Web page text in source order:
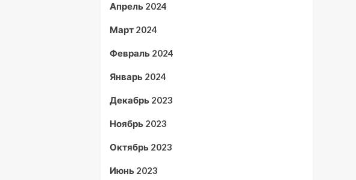
Апрель 2024
Март 2024
Февраль 2024
Январь 2024
Декабрь 2023
Ноябрь 2023
Октябрь 2023
Июнь 2023